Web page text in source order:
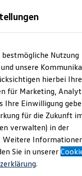
Nutzung
unsere
hierbei Ihre
für Marketing,
Ihre Einwilligung
für die Zukunft
verwalten) in der
Weitere
Sie in unserer
.